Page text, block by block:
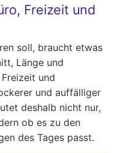
Freizeit und
soll, braucht etwas
Länge und
und
und auffälliger
deshalb nicht nur,
ob es zu den
des Tages passt.